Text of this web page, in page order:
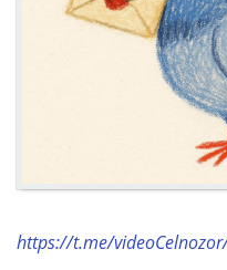
https://t.me/